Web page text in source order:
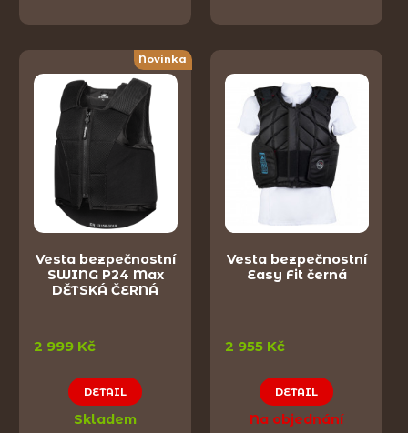
Novinka
Vesta bezpečnostní
SWING P24 Max
DĚTSKÁ ČERNÁ
2 999 Kč
DETAIL
Skladem
Vesta bezpečnostní
Easy Fit černá
2 955 Kč
DETAIL
Na objednání